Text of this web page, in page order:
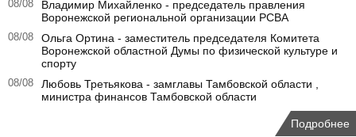
08/08
Владимир Михайленко - председатель правления
Воронежской региональной организации РСВА
08/08
Ольга Ортина - заместитель председателя Комитета
Воронежской областной Думы по физической культуре и
спорту
08/08
Любовь Третьякова - замглавы Тамбовской области ,
министра финансов Тамбовской области
Подробнее